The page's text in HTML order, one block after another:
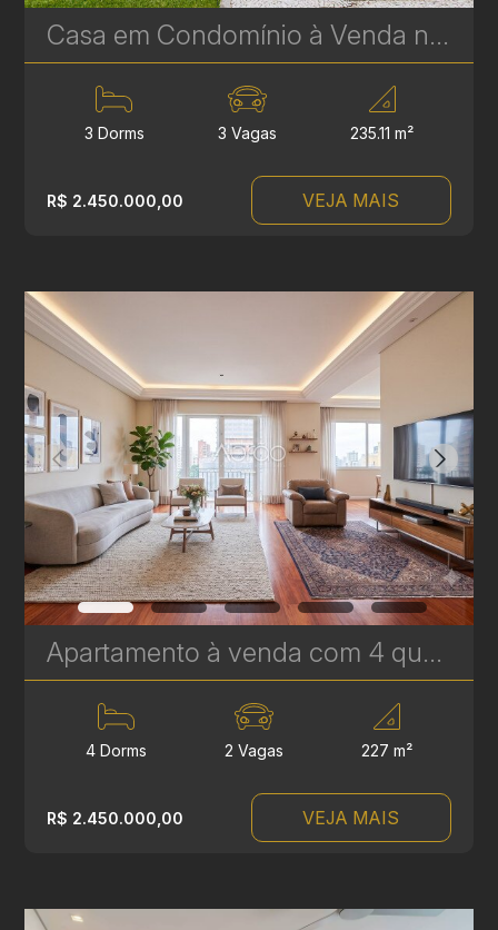
Casa em Condomínio à Venda no Vista Alegre – 3 Suítes | 235 m² | Próximo ao Parque Tingui | Ref. 582
3 Dorms 3 Vagas 235.11 m²
R$ 2.450.000,00 VEJA MAIS
Apartamento à venda com 4 quartos, sendo 2 suítes no Batel - 227 m² - Edifício Lucyr Pasini | Ref. 1792
4 Dorms 2 Vagas 227 m²
R$ 2.450.000,00 VEJA MAIS